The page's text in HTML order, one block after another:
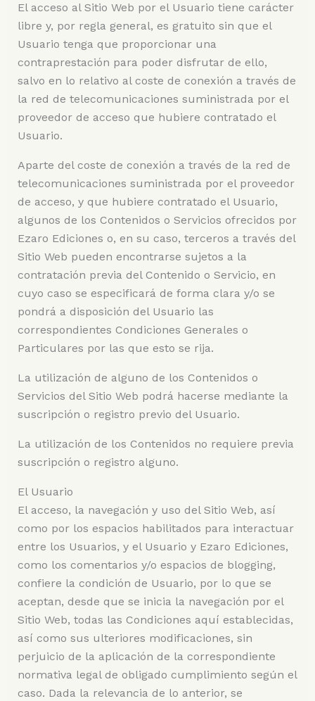
El acceso al Sitio Web por el Usuario tiene carácter
libre y, por regla general, es gratuito sin que el
Usuario tenga que proporcionar una
contraprestación para poder disfrutar de ello,
salvo en lo relativo al coste de conexión a través de
la red de telecomunicaciones suministrada por el
proveedor de acceso que hubiere contratado el
Usuario.
Aparte del coste de conexión a través de la red de
telecomunicaciones suministrada por el proveedor
de acceso, y que hubiere contratado el Usuario,
algunos de los Contenidos o Servicios ofrecidos por
Ezaro Ediciones o, en su caso, terceros a través del
Sitio Web pueden encontrarse sujetos a la
contratación previa del Contenido o Servicio, en
cuyo caso se especificará de forma clara y/o se
pondrá a disposición del Usuario las
correspondientes Condiciones Generales o
Particulares por las que esto se rija.
La utilización de alguno de los Contenidos o
Servicios del Sitio Web podrá hacerse mediante la
suscripción o registro previo del Usuario.
La utilización de los Contenidos no requiere previa
suscripción o registro alguno.
El Usuario
El acceso, la navegación y uso del Sitio Web, así
como por los espacios habilitados para interactuar
entre los Usuarios, y el Usuario y Ezaro Ediciones,
como los comentarios y/o espacios de blogging,
confiere la condición de Usuario, por lo que se
aceptan, desde que se inicia la navegación por el
Sitio Web, todas las Condiciones aquí establecidas,
así como sus ulteriores modificaciones, sin
perjuicio de la aplicación de la correspondiente
normativa legal de obligado cumplimiento según el
caso. Dada la relevancia de lo anterior, se